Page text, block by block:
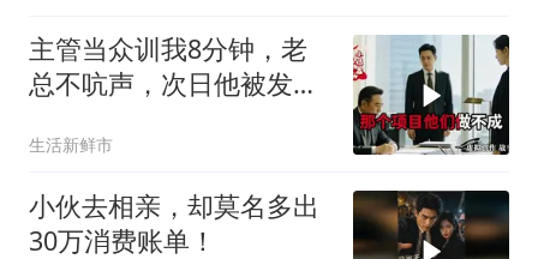
主管当众训我8分钟，老
总不吭声，次日他被发配
生活新鲜市
小伙去相亲，却莫名多出
30万消费账单！